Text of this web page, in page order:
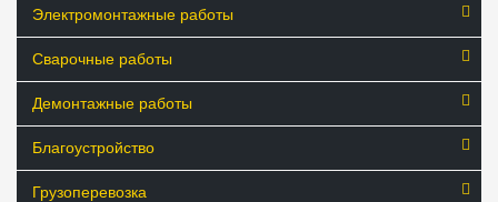
Электромонтажные работы
Сварочные работы
Демонтажные работы
Благоустройство
Грузоперевозка